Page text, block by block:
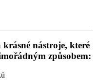
krásné nástroje, které
způsobem: